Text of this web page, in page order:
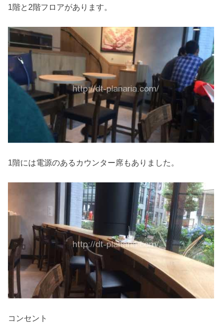
1階と2階フロアがあります。
1階には電源のあるカウンター席もありました。
コンセント